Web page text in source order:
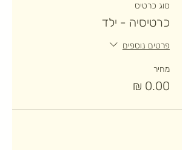
סוג כרטיס
כרטיסיה - ילד
פרטים נוספים
מחיר